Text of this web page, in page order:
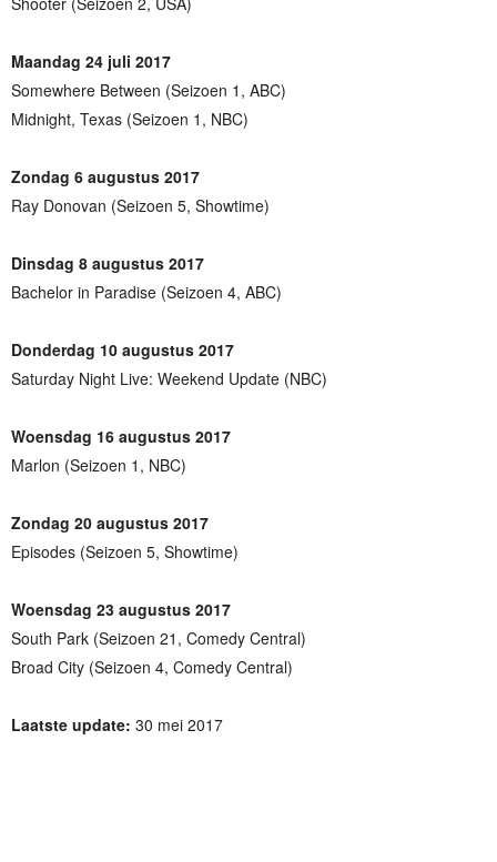
Maandag 24 juli 2017
Somewhere Between (Seizoen 1, ABC)
Midnight, Texas (Seizoen 1, NBC)
Zondag 6 augustus 2017
Ray Donovan (Seizoen 5, Showtime)
Dinsdag 8 augustus 2017
Bachelor in Paradise (Seizoen 4, ABC)
Donderdag 10 augustus 2017
Saturday Night Live: Weekend Update (NBC)
Woensdag 16 augustus 2017
Marlon (Seizoen 1, NBC)
Zondag 20 augustus 2017
Episodes (Seizoen 5, Showtime)
Woensdag 23 augustus 2017
South Park (Seizoen 21, Comedy Central)
Broad City (Seizoen 4, Comedy Central)
Laatste update: 30 mei 2017